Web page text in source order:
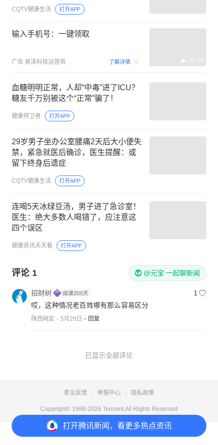
打开腾讯新闻，看更多热点资讯
CQTV健康生活 打开APP
输入手机号：一键领取
广告 易泽科技运营商 了解详情 00:15
血糖明明正常，人却“中毒”进了ICU？
糖友千万别被这个“正常”骗了！
健康捍卫者 打开APP
29岁男子坐办公室腰痛2天后大小便失
禁，紧急就医后确诊，医生提醒：或
留下终身后遗症
CQTV健康生活 打开APP
连喝5天冰绿豆汤，男子进了急诊室！
医生：绝大多数人喝错了，应注意这
四个误区
健康资讯天天看 打开APP
评论 1 @元宝 一起聊新闻
招财树
1
哎，这种情况老百姓哪有那么容易区分
陕西网友 5月29日 回复
已显示全部评论
意见反馈 举报中心 隐私政策
Copyright© 1998-2026 Tencent.All Rights Reserved